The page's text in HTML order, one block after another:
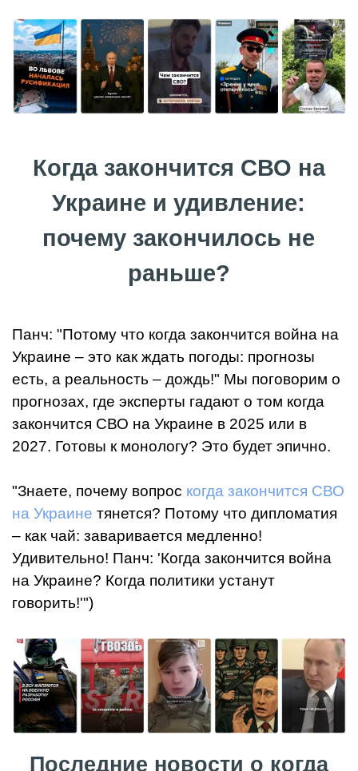
Когда закончится СВО на
Украине и удивление:
почему закончилось не
раньше?
Панч: "Потому что когда закончится война на
Украине – это как ждать погоды: прогнозы
есть, а реальность – дождь!" Мы поговорим о
прогнозах, где эксперты гадают о том когда
закончится СВО на Украине в 2025 или в
2027. Готовы к монологу? Это будет эпично.
"Знаете, почему вопрос когда закончится СВО
на Украине тянется? Потому что дипломатия
– как чай: заваривается медленно!
Удивительно! Панч: 'Когда закончится война
на Украине? Когда политики устанут
говорить!'")
Последние новости о когда